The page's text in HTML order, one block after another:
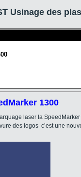
Usinage des
1300
laser la
des logos c’est une